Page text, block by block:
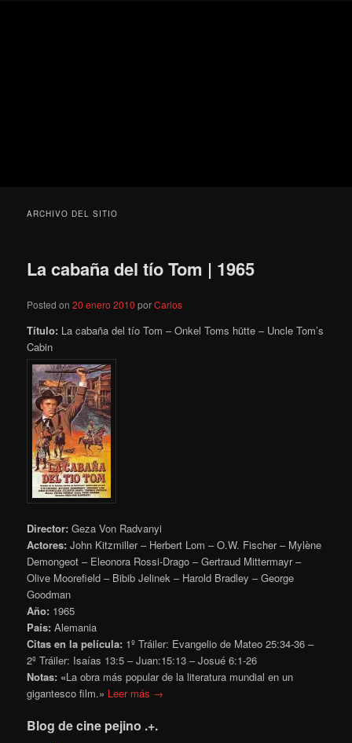
ARCHIVO DEL SITIO
La cabaña del tío Tom | 1965
Posted on20 enero 2010 porCarlos
Título: La cabaña del tío Tom – Onkel Toms hütte – Uncle Tom’s
Cabin
Director: Geza Von Radvanyi
Actores: John Kitzmiller – Herbert Lom – O.W. Fischer – Mylène
Demongeot – Eleonora Rossi-Drago – Gertraud Mittermayr –
Olive Moorefield – Bibib Jelinek – Harold Bradley – George
Goodman
Año: 1965
País: Alemania
Citas en la película: 1º Tráiler: Evangelio de Mateo 25:34-36 –
2º Tráiler: Isaías 13:5 – Juan:15:13 – Josué 6:1-26
Notas: «La obra más popular de la literatura mundial en un
gigantesco film.» Leer más →
Blog de cine pejino .+.